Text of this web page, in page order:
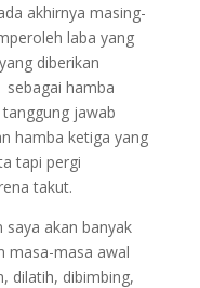
akhirnya masing-
laba yang
diberikan
sebagai hamba
jawab
hamba ketiga yang
tapi pergi
takut.
saya akan banyak
masa-masa awal
dilatih, dibimbing,